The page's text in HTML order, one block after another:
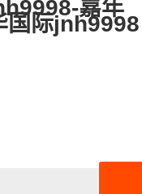
嘉年
国际jnh9998